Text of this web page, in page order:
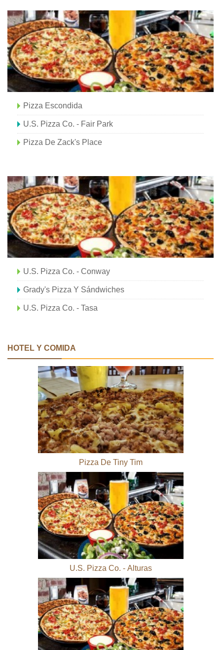
Pizza Escondida
U.S. Pizza Co. - Fair Park
Pizza De Zack's Place
U.S. Pizza Co. - Conway
Grady's Pizza Y Sándwiches
U.S. Pizza Co. - Tasa
HOTEL Y COMIDA
Pizza De Tiny Tim
U.S. Pizza Co. - Alturas